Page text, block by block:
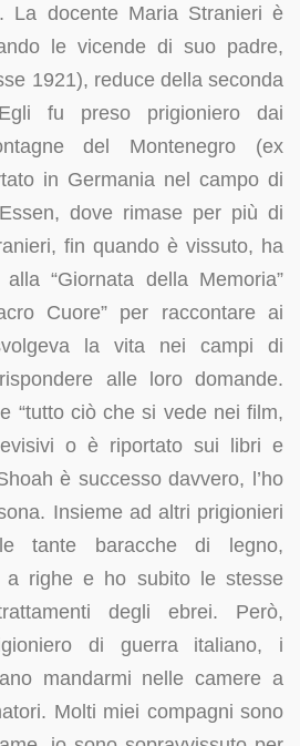
La docente Maria Stranieri è
le vicende di suo padre,
1921), reduce della seconda
fu preso prigioniero dai
del Montenegro (ex
in Germania nel campo di
dove rimase per più di
fin quando è vissuto, ha
“Giornata della Memoria”
Cuore” per raccontare ai
la vita nei campi di
alle loro domande.
“tutto ciò che si vede nei film,
o è riportato sui libri e
è successo davvero, l’ho
Insieme ad altri prigionieri
tante baracche di legno,
a righe e ho subito le stesse
degli ebrei. Però,
di guerra italiano, i
mandarmi nelle camere a
Molti miei compagni sono